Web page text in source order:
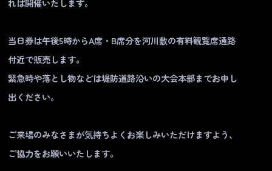
れば開催いたします。
当日券は午後5時からA席・B席分を河川敷の有料観覧席通路
付近で販売します。
緊急時や落とし物などは堤防道路沿いの大会本部までお申し
出ください。
ご来場のみなさまが気持ちよくお楽しみいただけますよう、
ご協力をお願いいたします。